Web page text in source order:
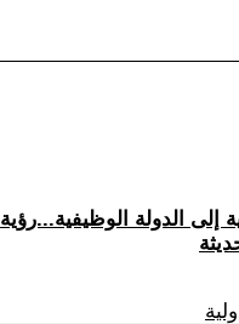
إلى الدولة الوظيفية...رؤية